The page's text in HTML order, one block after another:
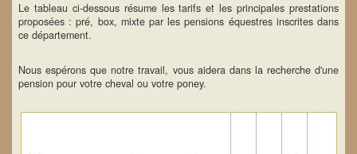
Le tableau ci-dessous résume les tarifs et les principales prestations
proposées : pré, box, mixte par les pensions équestres inscrites dans
ce département.
Nous espérons que notre travail, vous aidera dans la recherche d'une
pension pour votre cheval ou votre poney.